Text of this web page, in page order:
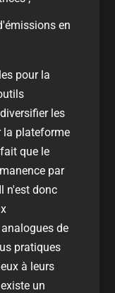
en
pour la
les
la plateforme
que le
par
n'est donc
de
pratiques
à leurs
un